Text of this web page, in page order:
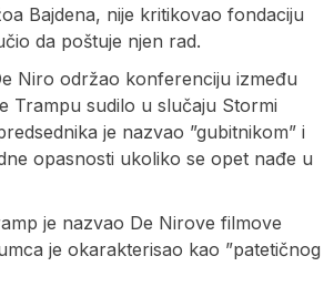
Bajdena, nije kritikovao fondaciju
da poštuje njen rad.
Niro održao konferenciju između
Trampu sudilo u slučaju Stormi
je nazvao ”gubitnikom” i
opasnosti ukoliko se opet nađe u
je nazvao De Nirove filmove
je okarakterisao kao ”patetičnog